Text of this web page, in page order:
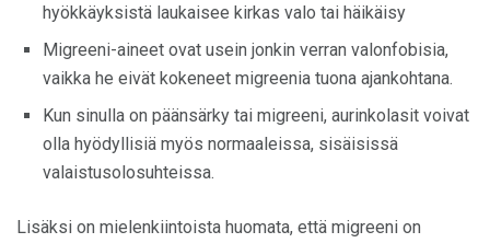
hyökkäyksistä laukaisee kirkas valo tai häikäisy
Migreeni-aineet ovat usein jonkin verran valonfobisia,
vaikka he eivät kokeneet migreenia tuona ajankohtana.
Kun sinulla on päänsärky tai migreeni, aurinkolasit voivat
olla hyödyllisiä myös normaaleissa, sisäisissä
valaistusolosuhteissa.
Lisäksi on mielenkiintoista huomata, että migreeni on